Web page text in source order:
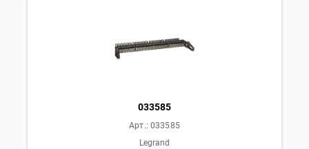
033585
Арт.: 033585
Legrand